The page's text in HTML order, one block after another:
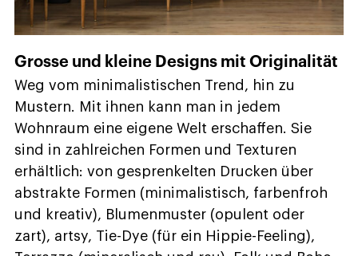
Grosse und kleine Designs mit Originalität
Weg vom minimalistischen Trend, hin zu
Mustern. Mit ihnen kann man in jedem
Wohnraum eine eigene Welt erschaffen. Sie
sind in zahlreichen Formen und Texturen
erhältlich: von gesprenkelten Drucken über
abstrakte Formen (minimalistisch, farbenfroh
und kreativ), Blumenmuster (opulent oder
zart), artsy, Tie-Dye (für ein Hippie-Feeling),